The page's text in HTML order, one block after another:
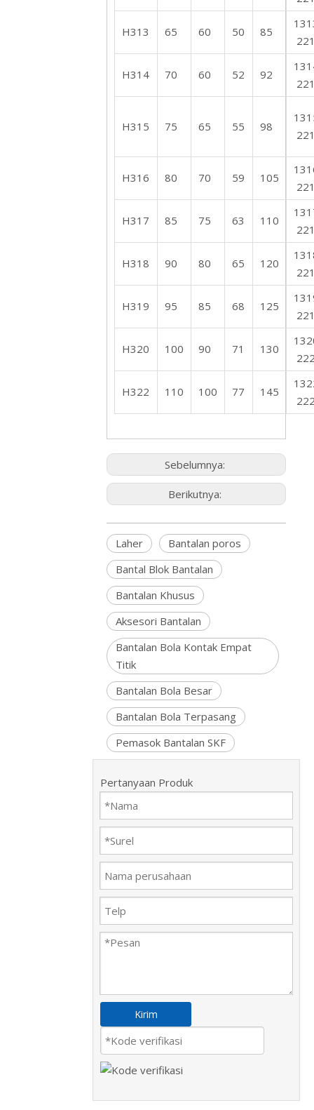
H313 65 60 50 85
H314 70 60 52 92
H315 75 65 55 98
H316 80 70 59 105
H317 85 75 63 110
H318 90 80 65 120
H319 95 85 68 125
H320 100 90 71 130
H322 110 100 77 145
Sebelumnya:
Berikutnya:
Laher
Bantalan poros
Bantal Blok Bantalan
Bantalan Khusus
Aksesori Bantalan
Bantalan Bola Kontak Empat
Titik
Bantalan Bola Besar
Bantalan Bola Terpasang
Pemasok Bantalan SKF
Pertanyaan Produk
Kirim